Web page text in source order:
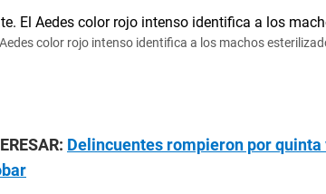
color rojo intenso identifica a los machos
Delincuentes rompieron por